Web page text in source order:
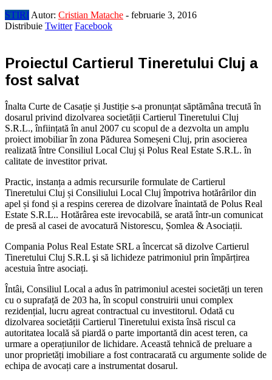
STIRI Autor: Cristian Matache - februarie 3, 2016
Distribuie Twitter Facebook
Proiectul Cartierul Tineretului Cluj a
fost salvat
Înalta Curte de Casație și Justiție s-a pronunțat săptămâna trecută în
dosarul privind dizolvarea societății Cartierul Tineretului Cluj
S.R.L., înființată în anul 2007 cu scopul de a dezvolta un amplu
proiect imobiliar în zona Pădurea Someșeni Cluj, prin asocierea
realizată între Consiliul Local Cluj și Polus Real Estate S.R.L. în
calitate de investitor privat.
Practic, instanța a admis recursurile formulate de Cartierul
Tineretului Cluj și Consiliului Local Cluj împotriva hotărârilor din
apel și fond și a respins cererea de dizolvare înaintată de Polus Real
Estate S.R.L.. Hotărârea este irevocabilă, se arată într-un comunicat
de presă al casei de avocatură Nistorescu, Șomlea & Asociații.
Compania Polus Real Estate SRL a încercat să dizolve Cartierul
Tineretului Cluj S.R.L şi să lichideze patrimoniul prin împărțirea
acestuia între asociați.
Întâi, Consiliul Local a adus în patrimoniul acestei societăți un teren
cu o suprafață de 203 ha, în scopul construirii unui complex
rezidențial, lucru agreat contractual cu investitorul. Odată cu
dizolvarea societății Cartierul Tineretului exista însă riscul ca
autoritatea locală să piardă o parte importantă din acest teren, ca
urmare a operațiunilor de lichidare. Această tehnică de preluare a
unor proprietăți imobiliare a fost contracarată cu argumente solide de
echipa de avocați care a instrumentat dosarul.